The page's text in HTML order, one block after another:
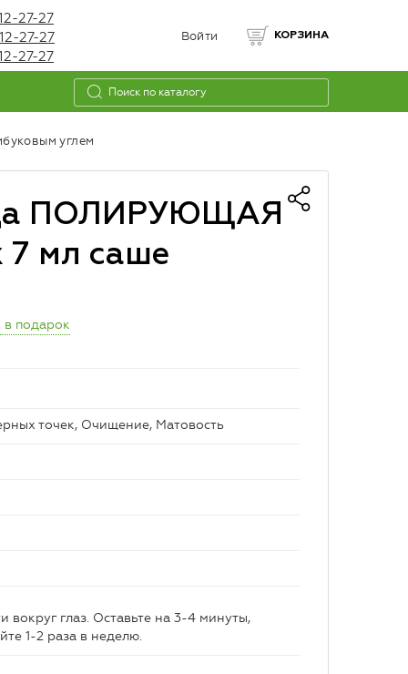
27-27
27-27
27-27
Войти КОРЗИНА
углем
ПОЛИРУЮЩАЯ
7 мл саше
в подарок
точек, Очищение, Матовость
вокруг глаз. Оставьте на 3-4 минуты,
1-2 раза в неделю.